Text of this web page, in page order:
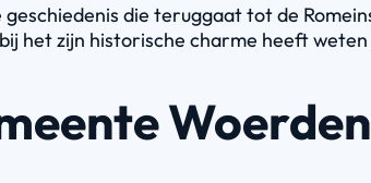
die teruggaat tot de
het zijn historische charme heeft
Woerden